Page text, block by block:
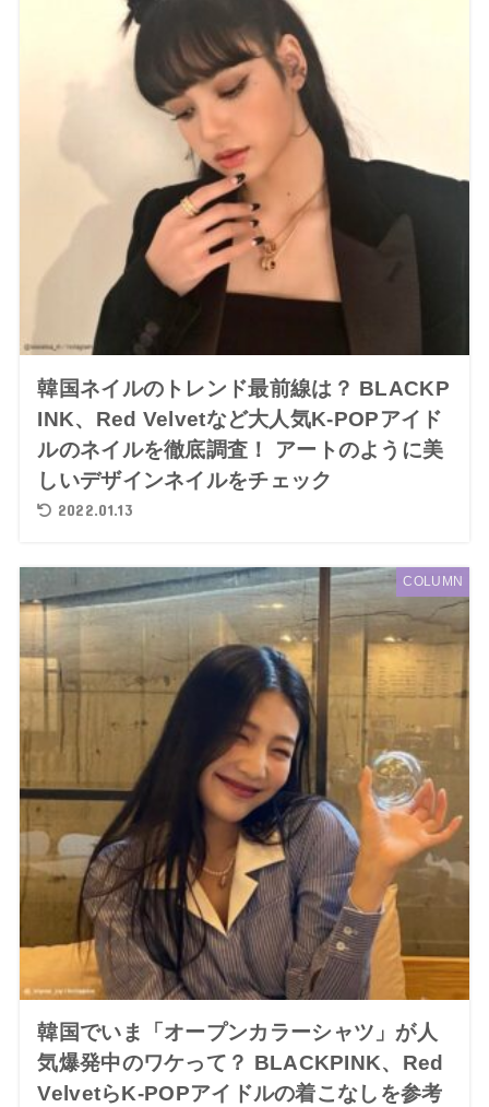
韓国ネイルのトレンド最前線は？ BLACKP
INK、Red Velvetなど大人気K-POPアイド
ルのネイルを徹底調査！ アートのように美
しいデザインネイルをチェック
2022.01.13
COLUMN
韓国でいま「オープンカラーシャツ」が人
気爆発中のワケって？ BLACKPINK、Red
VelvetらK-POPアイドルの着こなしを参考